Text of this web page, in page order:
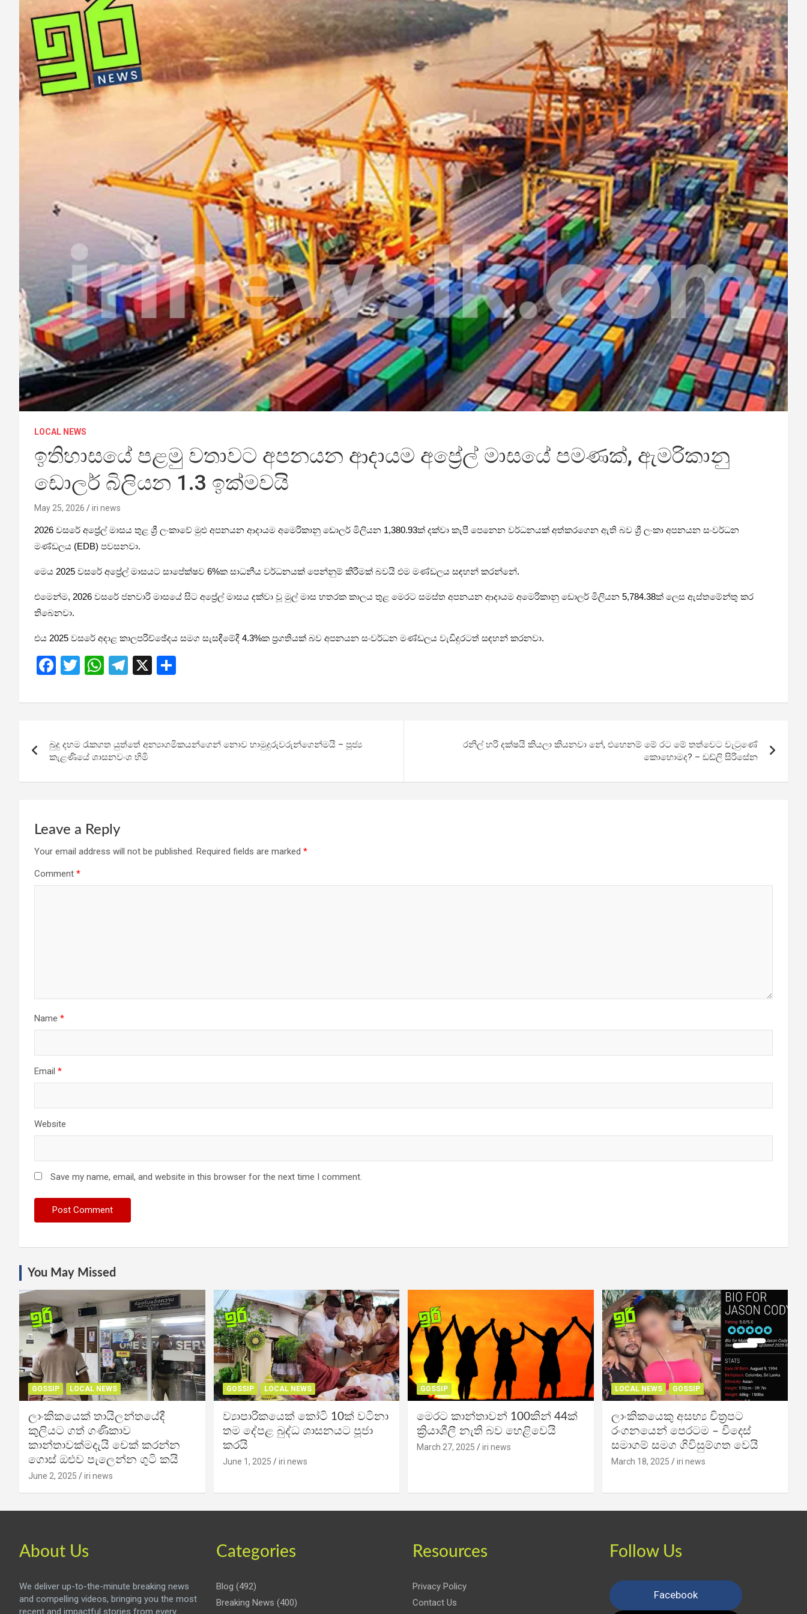
LOCAL NEWS
ඉතිහාසයේ පළමු වතාවට අපනයන ආදායම අප්‍රේල් මාසයේ පමණක්, ඇමරිකානු
ඩොලර් බිලියන 1.3 ඉක්මවයි
May 25, 2026 iri news
2026 වසරේ අප්‍රේල් මාසය තුළ ශ්‍රී ලංකාවේ මුළු අපනයන ආදායම අමෙරිකානු ඩොලර් මිලියන 1,380.93ක් දක්වා කැපී පෙනෙන වර්ධනයක් අත්කරගෙන ඇති බව ශ්‍රී ලංකා අපනයන සංවර්ධන
මණ්ඩලය (EDB) පවසනවා.
මෙය 2025 වසරේ අප්‍රේල් මාසයට සාපේක්ෂව 6%ක සාධනීය වර්ධනයක් පෙන්නුම් කිරීමක් බවයි එම මණ්ඩලය සඳහන් කරන්නේ.
එමෙන්ම, 2026 වසරේ ජනවාරි මාසයේ සිට අප්‍රේල් මාසය දක්වා වූ මුල් මාස හතරක කාලය තුළ මෙරට සමස්ත අපනයන ආදායම අමෙරිකානු ඩොලර් මිලියන 5,784.38ක් ලෙස ඇස්තමේන්තු කර
තිබෙනවා.
එය 2025 වසරේ අදාළ කාලපරිච්ඡේදය සමග සැසඳීමේදී 4.3%ක ප්‍රගතියක් බව අපනයන සංවර්ධන මණ්ඩලය වැඩිදුරටත් සඳහන් කරනවා.
F
ce
o
o
k
T
tt
W
at
A
p
p
T
e
a
m
X
ar
navigation
බුදු දහම රැකගත යුත්තේ අන්‍යාගමිකයන්ගෙන් නොව හාමුදුරුවරුන්ගෙන්මයි – පූජ්‍ය
කැළණියේ ශාසනවංශ හිමි
රනිල් හරි දක්ෂයි කියලා කියනවා නේ, එහෙනම් මේ රට මේ තත්වෙට වැටුණේ
කොහොමද? – ඩඩ්ලි සිරිසේන
Leave a Reply
Your email address will not be published. Required fields are marked *
Comment *
Name *
Email *
Website
Save my name, email, and website in this browser for the next time I comment.
You May Missed
GOSSIP LOCAL NEWS
ලාංකිකයෙක් තායිලන්තයේදී
කුලියට ගත් ගණිකාව
කාන්තාවක්මදැයි චෙක් කරන්න
ගොස් ඔළුව පැලෙන්න ගුටි කයි
June 2, 2025 iri news
GOSSIP LOCAL NEWS
ව්‍යාපාරිකයෙක් කෝටි 10ක් වටිනා
තම දේපළ බුද්ධ ශාසනයට පූජා
කරයි
June 1, 2025 iri news
GOSSIP
මෙරට කාන්තාවන් 100කින් 44ක්
ක්‍රියාශීලී නැති බව හෙළිවෙයි
March 27, 2025 iri news
LOCAL NEWS GOSSIP
ලාංකිකයෙකු අසභ්‍ය චිත්‍රපට
රංගනයෙන් පෙරටම – විදෙස්
සමාගම් සමග ගිවිසුම්ගත වෙයි
March 18, 2025 iri news
About Us
We deliver up-to-the-minute breaking news
and compelling videos, bringing you the most
recent and impactful stories from every
Categories
Blog (492)
Breaking News (400)
Resources
Privacy Policy
Contact Us
Follow Us
Facebook